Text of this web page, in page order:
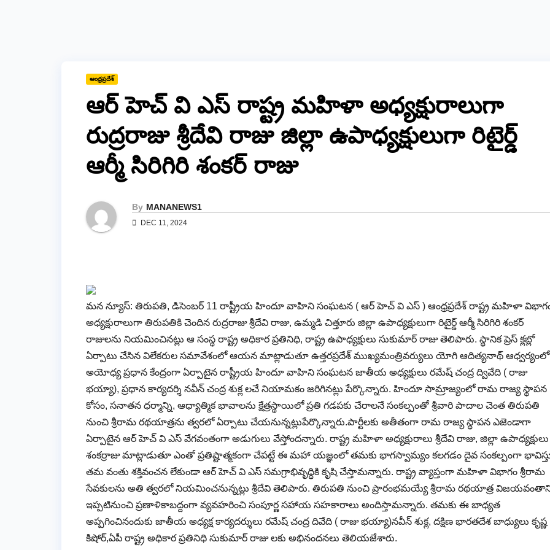
ఆంధ్రప్రదేశ్
ఆర్ హెచ్ వి ఎస్ రాష్ట్ర మహిళా అధ్యక్షురాలుగా
రుద్రరాజు శ్రీదేవి రాజు జిల్లా ఉపాధ్యక్షులుగా రిటైర్డ్
ఆర్మీ సిరిగిరి శంకర్ రాజు
By MANANEWS1
DEC 11, 2024
మన న్యూస్: తిరుపతి, డిసెంబర్ 11 రాష్ట్రీయ హిందూ వాహిని సంఘటన ( ఆర్ హెచ్ వి ఎస్ ) ఆంధ్రప్రదేశ్ రాష్ట్ర మహిళా
అధ్యక్షురాలుగా తిరుపతికి చెందిన రుద్రరాజు శ్రీదేవి రాజు, ఉమ్మడి చిత్తూరు జిల్లా ఉపాధ్యక్షులుగా రిటైర్డ్ ఆర్మీ సిరిగిరి శంకర్
రాజులను నియమించినట్లు ఆ సంస్థ రాష్ట్ర అధికార ప్రతినిధి, రాష్ట్ర ఉపాధ్యక్షులు సుకుమార్ రాజు తెలిపారు. స్థానిక ప్రెస్ క్లబ్లో
ఏర్పాటు చేసిన విలేకరుల సమావేశంలో ఆయన మాట్లాడుతూ ఉత్తరప్రదేశ్ ముఖ్యమంత్రివర్యులు యోగి ఆదిత్యనాథ్ ఆధ్వర్యంలో
అయోధ్య ప్రధాన కేంద్రంగా ఏర్పాటైన రాష్ట్రీయ హిందూ వాహిని సంఘటన జాతీయ అధ్యక్షులు రమేష్ చంద్ర ద్వివేది ( రాజు
భయ్యా), ప్రధాన కార్యదర్శి నవీన్ చంద్ర శుక్ల లచే నియామకం జరిగినట్లు పేర్కొన్నారు. హిందూ సామ్రాజ్యంలో రామ రాజ్య స్థాపన
కోసం, సనాతన ధర్మాన్ని, ఆధ్యాత్మిక భావాలను క్షేత్రస్థాయిలో ప్రతి గడపకు చేరాలనే సంకల్పంతో శ్రీవారి పాదాల చెంత తిరుపతి
నుంచి శ్రీరామ రథయాత్రను త్వరలో ఏర్పాటు చేయనున్నట్లుపేర్కొన్నారు.పార్టీలకు అతీతంగా రామ రాజ్య స్థాపన ఎజెండాగా
ఏర్పాటైన ఆర్ హెచ్ వి ఎస్ వేగవంతంగా అడుగులు వేస్తోందన్నారు. రాష్ట్ర మహిళా అధ్యక్షురాలు శ్రీదేవి రాజు, జిల్లా ఉపాధ్యక్షులు
శంకర్రాజు మాట్లాడుతూ ఎంతో ప్రతిష్టాత్మకంగా చేపట్టే ఈ మహా యజ్ఞంలో తమకు భాగస్వామ్యం కలగడం దైవ సంకల్పంగా
తమ వంతు శక్తివంచన లేకుండా ఆర్ హెచ్ వి ఎస్ సమగ్రాభివృద్ధికి కృషి చేస్తామన్నారు. రాష్ట్ర వ్యాప్తంగా మహిళా విభాగం శ్రీరామ
సేవకులను అతి త్వరలో నియమించనున్నట్లు శ్రీదేవి తెలిపారు. తిరుపతి నుంచి ప్రారంభమయ్యే శ్రీరామ రథయాత్ర
ఇప్పటినుంచి ప్రణాళికాబద్దంగా వ్యవహరించి సంపూర్ణ సహాయ సహకారాలు అందిస్తామన్నారు. తమకు ఈ బాధ్యత
అప్పగించినందుకు జాతీయ అధ్యక్ష కార్యదర్శులు రమేష్ చంద్ర దివేది ( రాజు భయ్యా)నవీన్ శుక్ల, దక్షిణ భారతదేశ బాధ్యులు కృష్ణ
కిషోర్,ఏపీ రాష్ట్ర అధికార ప్రతినిధి సుకుమార్ రాజు లకు అభినందనలు తెలియజేశారు.